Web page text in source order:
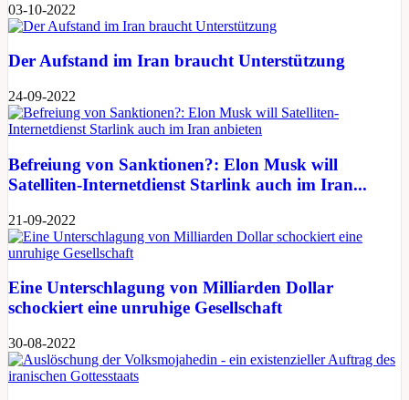
03-10-2022
Der Aufstand im Iran braucht Unterstützung
24-09-2022
Befreiung von Sanktionen?: Elon Musk will
Satelliten-Internetdienst Starlink auch im Iran...
21-09-2022
Eine Unterschlagung von Milliarden Dollar
schockiert eine unruhige Gesellschaft
30-08-2022